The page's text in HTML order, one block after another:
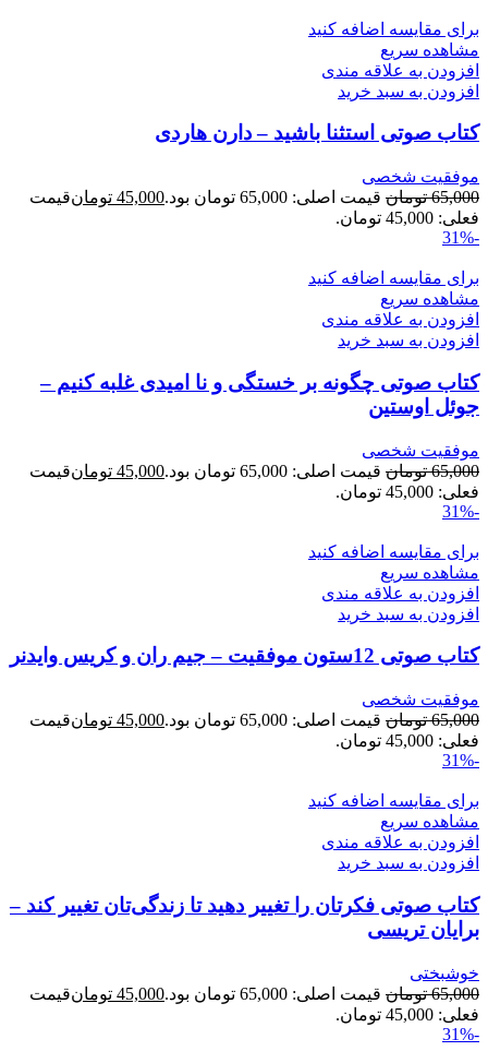
برای مقایسه اضافه کنید
مشاهده سریع
افزودن به علاقه مندی
افزودن به سبد خرید
کتاب صوتی استثنا باشید – دارن هاردی
موفقیت شخصی
65,000 تومان قیمت اصلی: 65,000 تومان بود. 45,000 تومانقیمت
فعلی: 45,000 تومان.
-31%
برای مقایسه اضافه کنید
مشاهده سریع
افزودن به علاقه مندی
افزودن به سبد خرید
کتاب صوتی چگونه بر خستگی و نا امیدی غلبه کنیم –
جوئل اوستین
موفقیت شخصی
65,000 تومان قیمت اصلی: 65,000 تومان بود. 45,000 تومانقیمت
فعلی: 45,000 تومان.
-31%
برای مقایسه اضافه کنید
مشاهده سریع
افزودن به علاقه مندی
افزودن به سبد خرید
کتاب صوتی 12ستون موفقیت – جیم ران و کریس وایدنر
موفقیت شخصی
65,000 تومان قیمت اصلی: 65,000 تومان بود. 45,000 تومانقیمت
فعلی: 45,000 تومان.
-31%
برای مقایسه اضافه کنید
مشاهده سریع
افزودن به علاقه مندی
افزودن به سبد خرید
کتاب صوتی فکرتان را تغییر دهید تا زندگی‌تان تغییر کند –
برایان تریسی
خوشبختی
65,000 تومان قیمت اصلی: 65,000 تومان بود. 45,000 تومانقیمت
فعلی: 45,000 تومان.
-31%